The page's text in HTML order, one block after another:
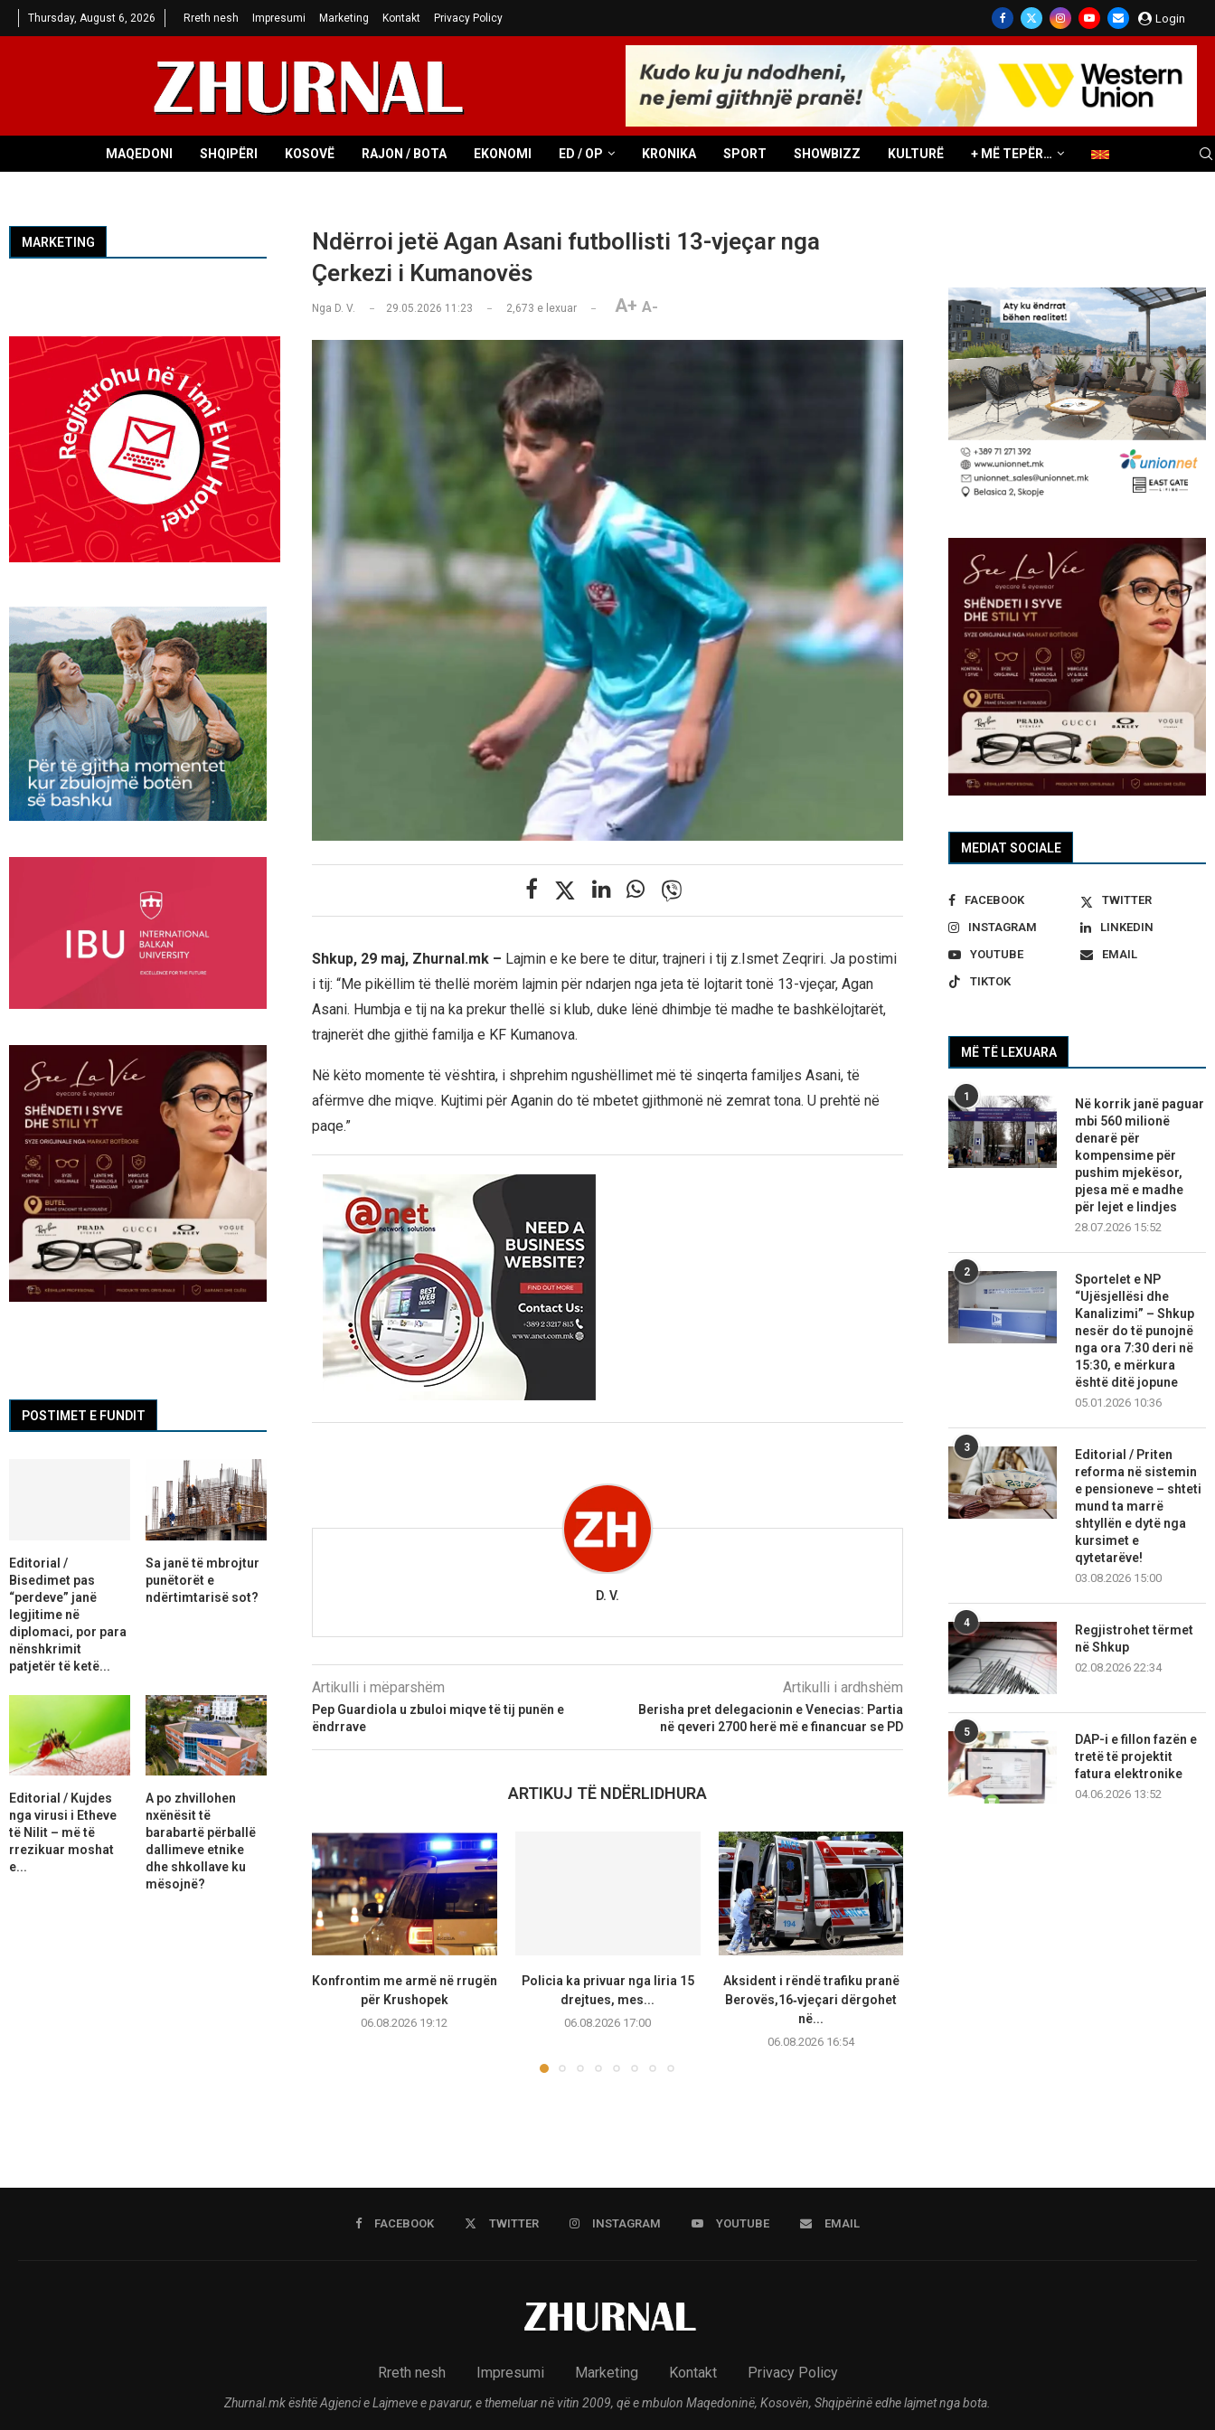
Thursday, August 6, 2026 Rreth nesh Impresumi Marketing Kontakt Privacy Policy Login
MAQEDONI SHQIPËRI KOSOVË RAJON / BOTA EKONOMI ED / OP KRONIKA SPORT SHOWBIZZ KULTURË + MË TEPËR…
Ndërroi jetë Agan Asani futbollisti 13-vjeçar nga
Çerkezi i Kumanovës
Nga D. V. 29.05.2026 11:23 2,673 e lexuar A+ A-
Shkup, 29 maj, Zhurnal.mk – Lajmin e ke bere te ditur, trajneri i tij z.Ismet Zeqriri. Ja postimi
i tij: “Me pikëllim të thellë morëm lajmin për ndarjen nga jeta të lojtarit tonë 13-vjeçar, Agan
Asani. Humbja e tij na ka prekur thellë si klub, duke lënë dhimbje të madhe te bashkëlojtarët,
trajnerët dhe gjithë familja e KF Kumanova.
Në këto momente të vështira, i shprehim ngushëllimet më të sinqerta familjes Asani, të
afërmve dhe miqve. Kujtimi për Aganin do të mbetet gjithmonë në zemrat tona. U prehtë në
paqe.”
D. V.
Artikulli i mëparshëm
Pep Guardiola u zbuloi miqve të tij punën e
ëndrrave
Artikulli i ardhshëm
Berisha pret delegacionin e Venecias: Partia
në qeveri 2700 herë më e financuar se PD
ARTIKUJ TË NDËRLIDHURA
Konfrontim me armë në rrugën
për Krushopek
06.08.2026 19:12
Policia ka privuar nga liria 15
drejtues, mes...
06.08.2026 17:00
Aksident i rëndë trafiku pranë
Berovës,16‑vjeçari dërgohet
në...
06.08.2026 16:54
MEDIAT SOCIALE
FACEBOOK
TWITTER
INSTAGRAM
LINKEDIN
YOUTUBE
EMAIL
TIKTOK
MË TË LEXUARA
1
Në korrik janë paguar
mbi 560 milionë
denarë për
kompensime për
pushim mjekësor,
pjesa më e madhe
për lejet e lindjes
28.07.2026 15:52
2
Sportelet e NP
“Ujësjellësi dhe
Kanalizimi” – Shkup
nesër do të punojnë
nga ora 7:30 deri në
15:30, e mërkura
është ditë jopune
05.01.2026 10:36
3
Editorial / Priten
reforma në sistemin
e pensioneve – shteti
mund ta marrë
shtyllën e dytë nga
kursimet e
qytetarëve!
03.08.2026 15:00
4
Regjistrohet tërmet
në Shkup
02.08.2026 22:34
5
DAP-i e fillon fazën e
tretë të projektit
fatura elektronike
04.06.2026 13:52
MARKETING
POSTIMET E FUNDIT
Editorial /
Bisedimet pas
“perdeve” janë
legjitime në
diplomaci, por para
nënshkrimit
patjetër të ketë...
Sa janë të mbrojtur
punëtorët e
ndërtimtarisë sot?
Editorial / Kujdes
nga virusi i Etheve
të Nilit – më të
rrezikuar moshat
e...
A po zhvillohen
nxënësit të
barabartë përballë
dallimeve etnike
dhe shkollave ku
mësojnë?
FACEBOOK TWITTER INSTAGRAM YOUTUBE EMAIL
Rreth nesh Impresumi Marketing Kontakt Privacy Policy
Zhurnal.mk është Agjenci e Lajmeve e pavarur, e themeluar në vitin 2009, që e mbulon Maqedoninë, Kosovën, Shqipërinë edhe lajmet nga bota.